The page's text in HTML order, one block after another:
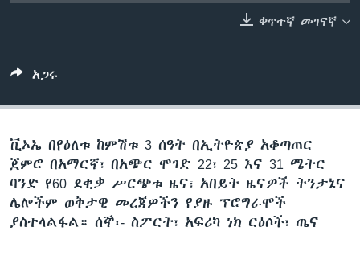
ቀጥተኛ መገናኛ
አጋሩ
ቪኦኤ በየዕለቱ ከምሽቱ 3 ሰዓት በኢትዮጵያ አቆጣጠር
ጀምሮ በአማርኛ፣ በአጭር ሞገድ 22፣ 25 እና 31 ሜትር
ባንድ የ60 ደቂቃ ሥርጭቱ ዜና፣ አበይት ዜናዎች ትንታኔና
ሌሎችም ወቅታዊ መረጃዎችን የያዙ ፕሮግራሞች
ያስተላልፋል። ሰኞ፡- ስፖርት፣ አፍሪካ ነክ ርዕሶች፣ ጤና